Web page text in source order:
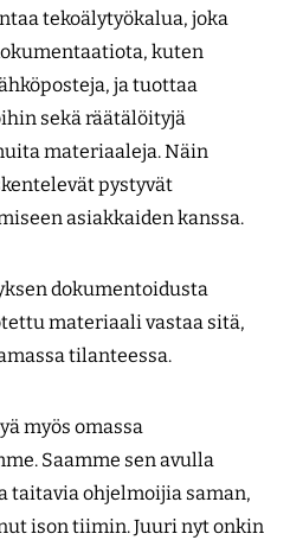
teko­älytyökalua, joka
kuten
ja tuottaa
sekä räätälöityjä
materiaaleja. Näin
pystyvät
asiakkaiden kanssa.
doku­mentoidusta
materiaali vastaa sitä,
tilanteessa.
myös omassa
Saamme sen avulla
ohjelmoijia saman,
ison tiimin. Juuri nyt onkin